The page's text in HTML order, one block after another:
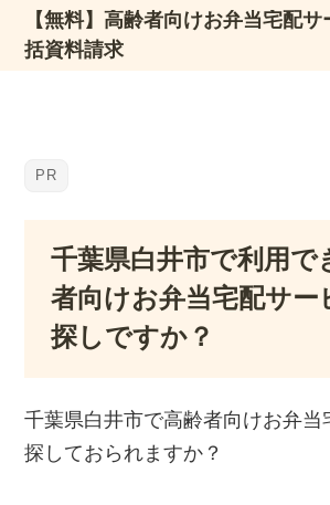
【無料】高齢者向けお弁当宅配
括資料請求
千葉県白井市で利用で
者向けお弁当宅配サー
探しですか？
千葉県白井市で高齢者向けお弁当
探しておられますか？